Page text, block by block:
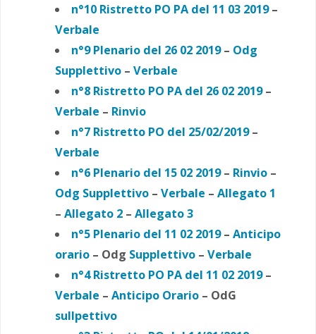
n°10 Ristretto PO PA del 11 03 2019–
Verbale
n°9 Plenario del 26 02 2019– Odg
Supplettivo– Verbale
n°8 Ristretto PO PA del 26 02 2019–
Verbale – Rinvio
n°7 Ristretto PO del 25/02/2019–
Verbale
n°6 Plenario del 15 02 2019– Rinvio –
Odg Supplettivo– Verbale – Allegato 1
– Allegato 2– Allegato 3
n°5 Plenario del 11 02 2019–Anticipo
orario– Odg Supplettivo– Verbale
n°4 Ristretto PO PA del 11 02 2019–
Verbale – Anticipo Orario– OdG
sullpettivo